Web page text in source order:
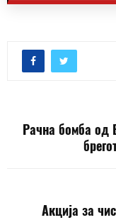
Рачна бомба од
Акција за